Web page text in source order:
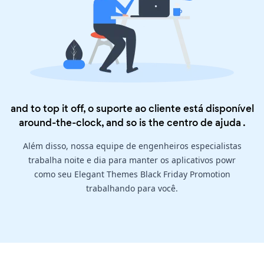
and to top it off, o suporte ao cliente está disponível
around-the-clock, and so is thecentro de ajuda .
Além disso, nossa equipe de engenheiros especialistas
trabalha noite e dia para manter os aplicativos powr
como seu Elegant Themes Black Friday Promotion
trabalhando para você.